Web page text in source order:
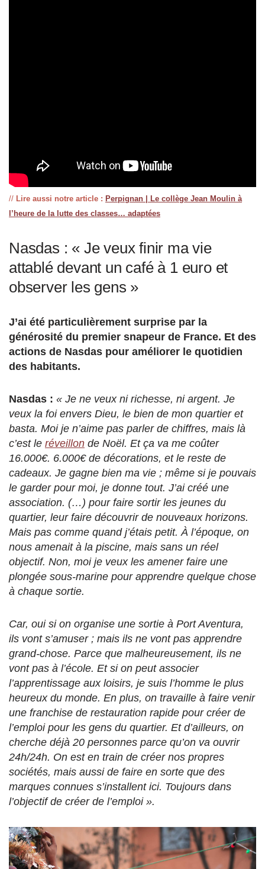
// Lire aussi notre article : Perpignan | Le collège Jean Moulin à
l’heure de la lutte des classes… adaptées
Nasdas : « Je veux finir ma vie
attablé devant un café à 1 euro et
observer les gens »
J’ai été particulièrement surprise par la
générosité du premier snapeur de France. Et des
actions de Nasdas pour améliorer le quotidien
des habitants.
Nasdas : « Je ne veux ni richesse, ni argent. Je
veux la foi envers Dieu, le bien de mon quartier et
basta. Moi je n’aime pas parler de chiffres, mais là
c’est le réveillon de Noël. Et ça va me coûter
16.000€. 6.000€ de décorations, et le reste de
cadeaux. Je gagne bien ma vie ; même si je pouvais
le garder pour moi, je donne tout. J’ai créé une
association. (…) pour faire sortir les jeunes du
quartier, leur faire découvrir de nouveaux horizons.
Mais pas comme quand j’étais petit. À l’époque, on
nous amenait à la piscine, mais sans un réel
objectif. Non, moi je veux les amener faire une
plongée sous-marine pour apprendre quelque chose
à chaque sortie.
Car, oui si on organise une sortie à Port Aventura,
ils vont s’amuser ; mais ils ne vont pas apprendre
grand-chose. Parce que malheureusement, ils ne
vont pas à l’école. Et si on peut associer
l’apprentissage aux loisirs, je suis l’homme le plus
heureux du monde. En plus, on travaille à faire venir
une franchise de restauration rapide pour créer de
l’emploi pour les gens du quartier. Et d’ailleurs, on
cherche déjà 20 personnes parce qu’on va ouvrir
24h/24h. On est en train de créer nos propres
sociétés, mais aussi de faire en sorte que des
marques connues s’installent ici. Toujours dans
l’objectif de créer de l’emploi ».